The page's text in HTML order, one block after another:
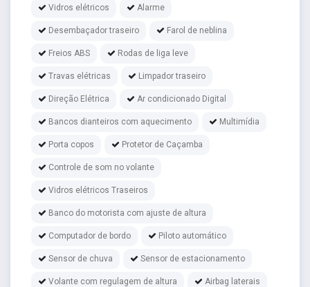
Vidros elétricos Alarme
Desembaçador traseiro Farol de neblina
Freios ABS Rodas de liga leve
Travas elétricas Limpador traseiro
Direção Elétrica Ar condicionado Digital
Bancos dianteiros com aquecimento Multimídia
Porta copos Protetor de Caçamba
Controle de som no volante
Vidros elétricos Traseiros
Banco do motorista com ajuste de altura
Computador de bordo Piloto automático
Sensor de chuva Sensor de estacionamento
Volante com regulagem de altura Airbag laterais